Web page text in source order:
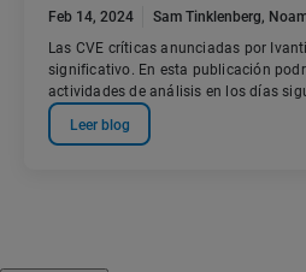
Feb 14, 2024 Sam Tinklenberg,
Las CVE críticas anunciadas por
significativo. En esta publicación
actividades de análisis en los días
Leer blog